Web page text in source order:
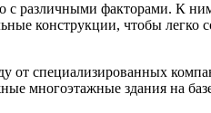
различными факторами. К
конструкции, чтобы
от специализированных
многоэтажные здания на